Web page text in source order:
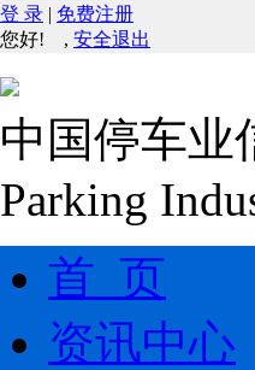
登 录 | 免费注册
您好!
, 安全退出
中国停车业
Parking
首 页
资讯中心